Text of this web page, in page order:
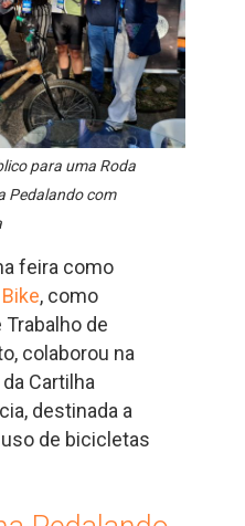
para uma Roda
Pedalando com
feira como
, como
de
colaborou na
Cartilha
destinada a
de bicicletas